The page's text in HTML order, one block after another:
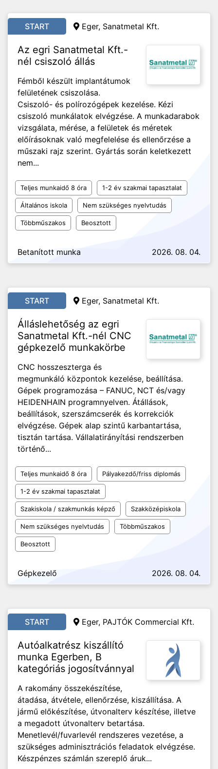
START Eger, Sanatmetal Kft.
Az egri Sanatmetal Kft.-
nél csiszoló állás
Fémből készült implantátumok
felületének csiszolása.
Csiszoló- és polírozógépek kezelése. Kézi
csiszoló munkálatok elvégzése. A munkadarabok
vizsgálata, mérése, a felületek és méretek
előírásoknak való megfelelése és ellenőrzése a
műszaki rajz szerint. Gyártás során keletkezett
nem...
Teljes munkaidő 8 óra 1-2 év szakmai tapasztalat
Általános iskola Nem szükséges nyelvtudás
Többműszakos Beosztott
Betanított munka 2026. 08. 04.
START Eger, Sanatmetal Kft.
Álláslehetőség az egri
Sanatmetal Kft.-nél CNC
gépkezelő munkakörbe
CNC hosszeszterga és
megmunkáló központok kezelése, beállítása.
Gépek programozása – FANUC, NCT és/vagy
HEIDENHAIN programnyelven. Átállások,
beállítások, szerszámcserék és korrekciók
elvégzése. Gépek alap szintű karbantartása,
tisztán tartása. Vállalatirányítási rendszerben
történő...
Teljes munkaidő 8 óra Pályakezdő/friss diplomás
1-2 év szakmai tapasztalat
Szakiskola / szakmunkás képző Szakközépiskola
Nem szükséges nyelvtudás Többműszakos
Beosztott
Gépkezelő 2026. 08. 04.
START Eger, PAJTÓK Commercial Kft.
Autóalkatrész kiszállító
munka Egerben, B
kategóriás jogosítvánnyal
A rakomány összekészítése,
átadása, átvétele, ellenőrzése, kiszállítása. A
jármű előkészítése, útvonalterv készítése, illetve
a megadott útvonalterv betartása.
Menetlevél/fuvarlevél rendszeres vezetése, a
szükséges adminisztrációs feladatok elvégzése.
Készpénzes számlán szereplő áruk...